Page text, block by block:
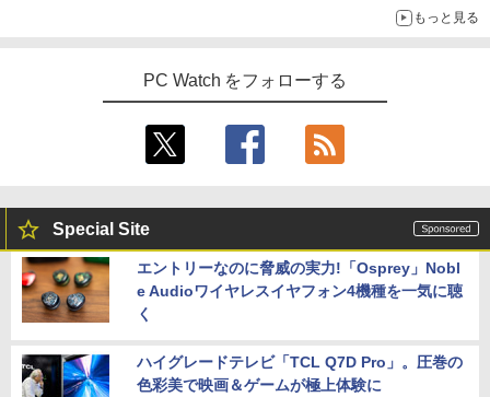
もっと見る
PC Watch をフォローする
Special Site
エントリーなのに脅威の実力!「Osprey」Nobl
e Audioワイヤレスイヤフォン4機種を一気に聴
く
ハイグレードテレビ「TCL Q7D Pro」。圧巻の
色彩美で映画＆ゲームが極上体験に